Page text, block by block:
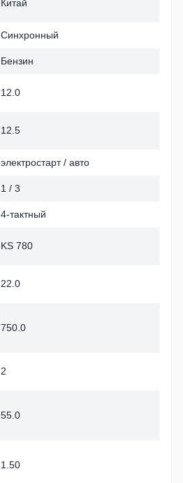
Китай
Синхронный
Бензин
12.0
12.5
электростарт / авто
1 / 3
4-тактный
KS 780
22.0
750.0
2
55.0
1.50